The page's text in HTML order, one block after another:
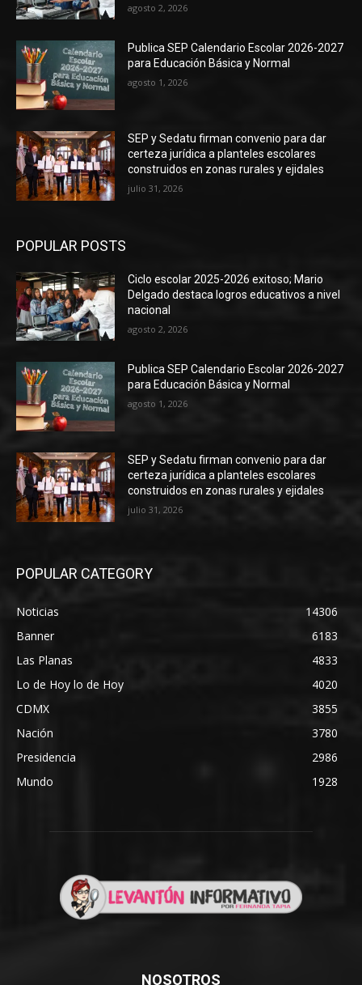
agosto 2, 2026
Publica SEP Calendario Escolar 2026-2027
para Educación Básica y Normal
agosto 1, 2026
SEP y Sedatu firman convenio para dar
certeza jurídica a planteles escolares
construidos en zonas rurales y ejidales
julio 31, 2026
POPULAR POSTS
Ciclo escolar 2025-2026 exitoso; Mario
Delgado destaca logros educativos a nivel
nacional
agosto 2, 2026
Publica SEP Calendario Escolar 2026-2027
para Educación Básica y Normal
agosto 1, 2026
SEP y Sedatu firman convenio para dar
certeza jurídica a planteles escolares
construidos en zonas rurales y ejidales
julio 31, 2026
POPULAR CATEGORY
Noticias
14306
Banner
6183
Las Planas
4833
Lo de Hoy lo de Hoy
4020
CDMX
3855
Nación
3780
Presidencia
2986
Mundo
1928
NOSOTROS